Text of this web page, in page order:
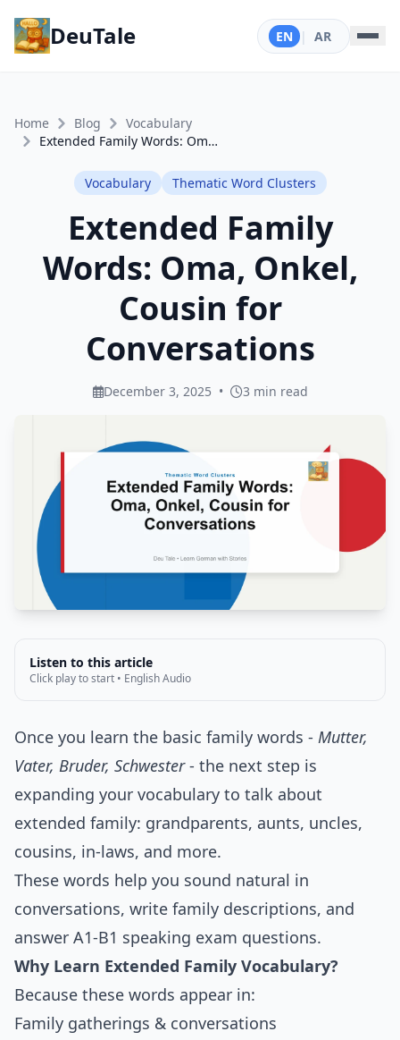
DeuTale EN | AR
Home Blog
Vocabulary
Extended Family Words: Oma, Onkel, Cousin for Conversations
Vocabulary Thematic Word Clusters
Extended Family
Words: Oma, Onkel,
Cousin for
Conversations
December 3, 2025 • 3 min read
Listen to this article
Click play to start • English Audio
Once you learn the basic family words - Mutter,
Vater, Bruder, Schwester- the next step is
expanding your vocabulary to talk about
extended family: grandparents, aunts, uncles,
cousins, in-laws, and more.
These words help you sound natural in
conversations, write family descriptions, and
answer A1-B1 speaking exam questions.
Why Learn Extended Family Vocabulary?
Because these words appear in:
Family gatherings & conversations